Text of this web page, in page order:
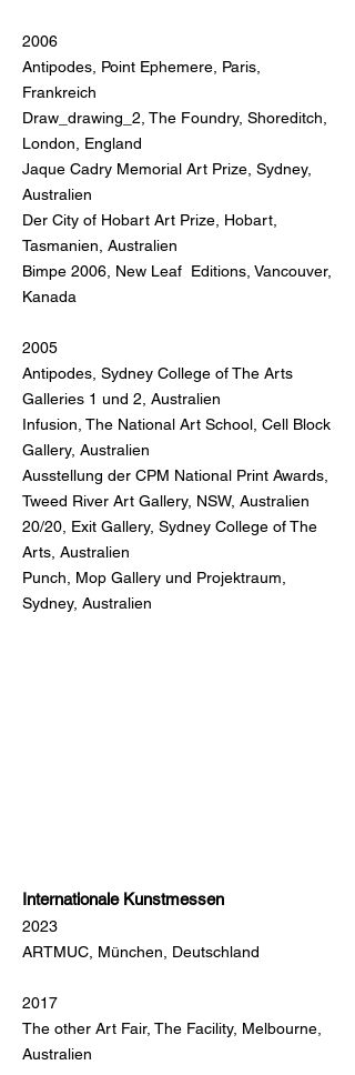
2006
Antipodes, Point Ephemere, Paris,
Frankreich
Draw_drawing_2, The Foundry, Shoreditch,
London, England
Jaque Cadry Memorial Art Prize, Sydney,
Australien
Der City of Hobart Art Prize, Hobart,
Tasmanien, Australien
Bimpe 2006, New Leaf Editions, Vancouver,
Kanada
2005
Antipodes, Sydney College of The Arts
Galleries 1 und 2, Australien
Infusion, The National Art School, Cell Block
Gallery, Australien
Ausstellung der CPM National Print Awards,
Tweed River Art Gallery, NSW, Australien
20/20, Exit Gallery, Sydney College of The
Arts, Australien
Punch, Mop Gallery und Projektraum,
Sydney, Australien
Internationale Kunstmessen
2023
ARTMUC, München, Deutschland
2017
The other Art Fair, The Facility, Melbourne,
Australien